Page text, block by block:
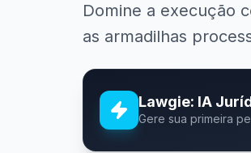
Domine a execução
as armadilhas
Lawgie: IA
Gere sua primeira